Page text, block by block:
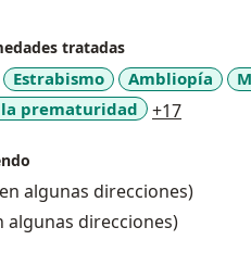
tratadas
Estrabismo Ambliopía
prematuridad
+17
algunas direcciones)
algunas direcciones)